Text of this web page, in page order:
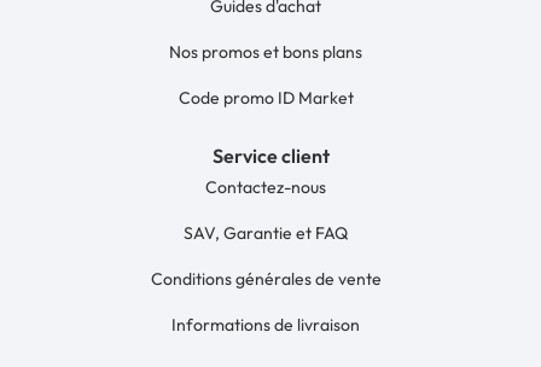
Guides d'achat
Nos promos et bons plans
Code promo ID Market
Service client
Contactez-nous
SAV, Garantie et FAQ
Conditions générales de vente
Informations de livraison